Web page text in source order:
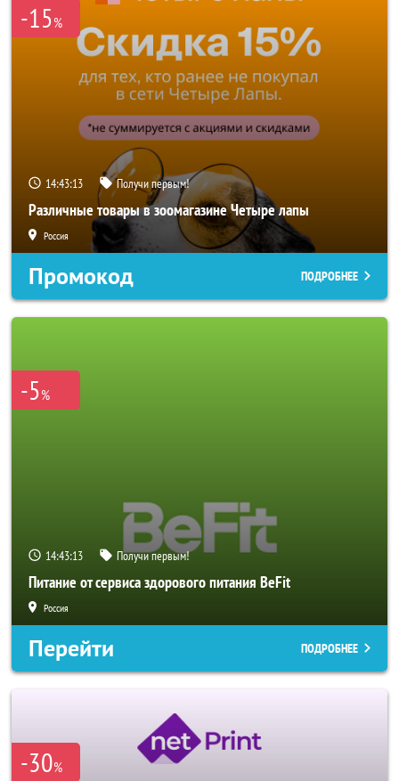
-15%
14:43:10 Получи первым!
Различные товары в зоомагазине Четыре лапы
Россия
Промокод ПОДРОБНЕЕ
-5%
14:43:10 Получи первым!
Питание от сервиса здорового питания BeFit
Россия
Перейти ПОДРОБНЕЕ
-30%